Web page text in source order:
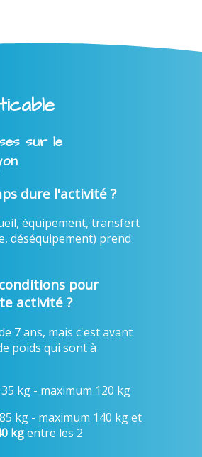
sur le
dure l'activité ?
équipement, transfert
déséquipement) prend
pour
activité ?
7 ans, mais c'est avant
poids qui sont à
kg - maximum 120 kg
kg - maximum 140 kg et
kgentre les 2